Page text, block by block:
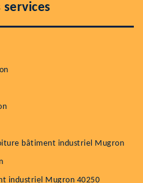
bâtiment industriel Mugron
industriel Mugron 40250
c'est préserver sa
en couverture et facade
4 € / m²